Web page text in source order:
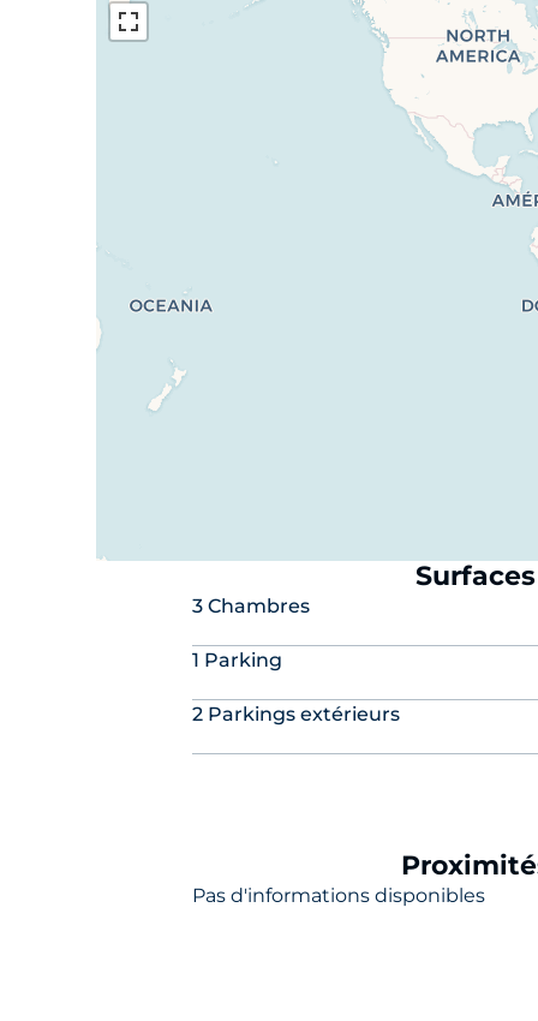
Cave privative d’env. 10 m²
Situé dans un quartier agréable de Payerne,
La gare CFF est accessible rapidement à
Entre dynamisme local et proximité avec la
personnelle.
Informations pratiques :
Surface habitable : env. 85 m²
Balcon : env. 10 m²
Cave : env. 10 m²
Un appartement alliant charme de l’ancien,
Laissez-vous séduire lors d’une visite,
Surfaces
3 Chambres
1 Parking
2 Parkings extérieurs
Pas d'informations disponibles